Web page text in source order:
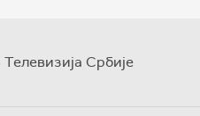
Србије